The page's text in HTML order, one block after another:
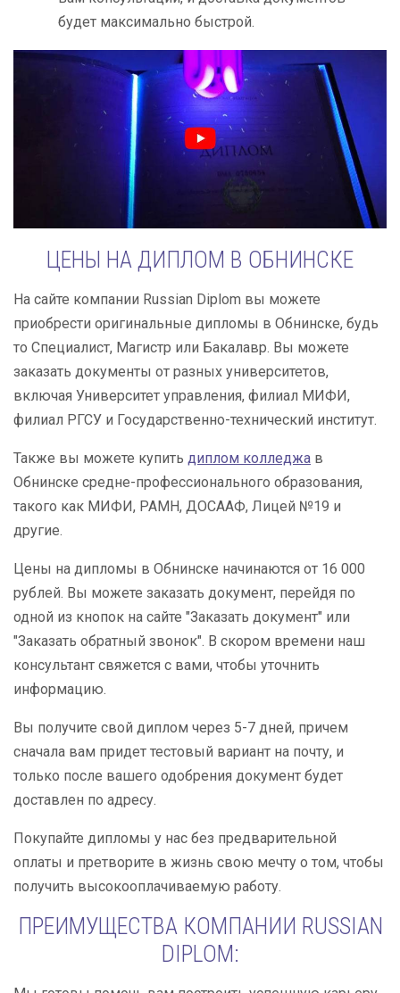
будет максимально быстрой.
ЦЕНЫ НА ДИПЛОМ В ОБНИНСКЕ
На сайте компании Russian Diplom вы можете
приобрести оригинальные дипломы в Обнинске, будь
то Специалист, Магистр или Бакалавр. Вы можете
заказать документы от разных университетов,
включая Университет управления, филиал МИФИ,
филиал РГСУ и Государственно-технический институт.
Также вы можете купить диплом колледжа в
Обнинске средне-профессионального образования,
такого как МИФИ, РАМН, ДОСААФ, Лицей №19 и
другие.
Цены на дипломы в Обнинске начинаются от 16 000
рублей. Вы можете заказать документ, перейдя по
одной из кнопок на сайте "Заказать документ" или
"Заказать обратный звонок". В скором времени наш
консультант свяжется с вами, чтобы уточнить
информацию.
Вы получите свой диплом через 5-7 дней, причем
сначала вам придет тестовый вариант на почту, и
только после вашего одобрения документ будет
доставлен по адресу.
Покупайте дипломы у нас без предварительной
оплаты и претворите в жизнь свою мечту о том, чтобы
получить высокооплачиваемую работу.
ПРЕИМУЩЕСТВА КОМПАНИИ RUSSIAN
DIPLOM: